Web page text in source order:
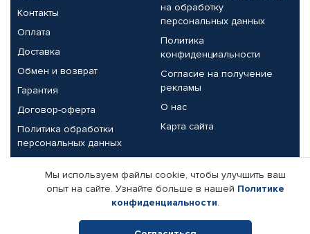
Контакты
Оплата
Доставка
Обмен и возврат
Гарантия
Договор-оферта
Политика обработки
персональных данных
на обработку
персональных данных
Политика
конфиденциальности
Согласие на получение
рекламы
О нас
Карта сайта
Партнерам
Корпоративным клиентам
Поставщикам
Реквизиты компании
Мы используем файлы cookie, чтобы улучшить ваш
опыт на сайте. Узнайте больше в нашей Политике
конфиденциальности.